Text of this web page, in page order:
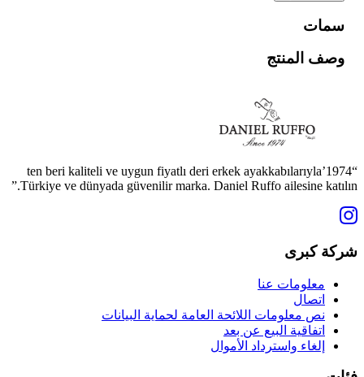
سمات
وصف المنتج
“1974’ten beri kaliteli ve uygun fiyatlı deri erkek ayakkabılarıyla
Türkiye ve dünyada güvenilir marka. Daniel Ruffo ailesine katılın.”
شركة كبرى
معلومات عنا
اتصال
نص معلومات اللائحة العامة لحماية البيانات
اتفاقية البيع عن بعد
إلغاء واسترداد الأموال